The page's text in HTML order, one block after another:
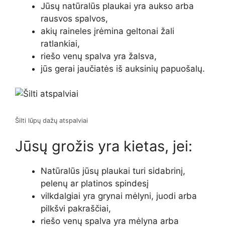
Jūsų natūralūs plaukai yra aukso arba
rausvos spalvos,
akių raineles įrėmina geltonai žali
ratlankiai,
riešo venų spalva yra žalsva,
jūs gerai jaučiatės iš auksinių papuošalų.
Šilti lūpų dažų atspalviai
Jūsų grožis yra kietas, jei:
Natūralūs jūsų plaukai turi sidabrinį,
pelenų ar platinos spindesį
vilkdalgiai yra grynai mėlyni, juodi arba
pilkšvi pakraščiai,
riešo venų spalva yra mėlyna arba